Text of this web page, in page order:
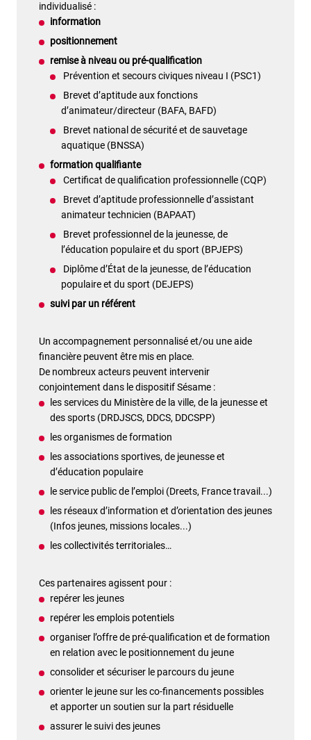
individualisé :
information
positionnement
remise à niveau ou pré-qualification
Prévention et secours civiques niveau I (PSC1)
Brevet d’aptitude aux fonctions
d’animateur/directeur (BAFA, BAFD)
Brevet national de sécurité et de sauvetage
aquatique (BNSSA)
formation qualifiante
Certificat de qualification professionnelle (CQP)
Brevet d’aptitude professionnelle d’assistant
animateur technicien (BAPAAT)
Brevet professionnel de la jeunesse, de
l’éducation populaire et du sport (BPJEPS)
Diplôme d’État de la jeunesse, de l’éducation
populaire et du sport (DEJEPS)
suivi par un référent
Un accompagnement personnalisé et/ou une aide
financière peuvent être mis en place.
De nombreux acteurs peuvent intervenir
conjointement dans le dispositif Sésame :
les services du Ministère de la ville, de la jeunesse et
des sports (DRDJSCS, DDCS, DDCSPP)
les organismes de formation
les associations sportives, de jeunesse et
d’éducation populaire
le service public de l’emploi (Dreets, France travail...)
les réseaux d’information et d’orientation des jeunes
(Infos jeunes, missions locales...)
les collectivités territoriales…
Ces partenaires agissent pour :
repérer les jeunes
repérer les emplois potentiels
organiser l’offre de pré-qualification et de formation
en relation avec le positionnement du jeune
consolider et sécuriser le parcours du jeune
orienter le jeune sur les co-financements possibles
et apporter un soutien sur la part résiduelle
assurer le suivi des jeunes